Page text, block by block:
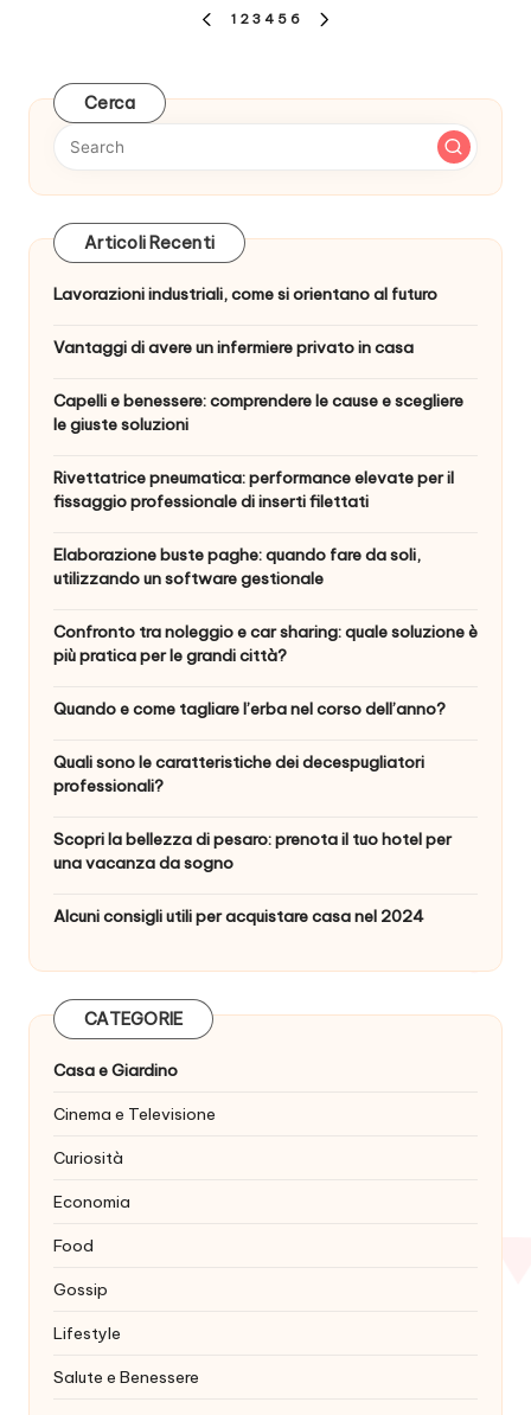
Paginazione
articoli
PREVIOUS
1 2 3 4 5 6
Cerca
Articoli Recenti
Lavorazioni industriali, come si orientano al futuro
Vantaggi di avere un infermiere privato in casa
Capelli e benessere: comprendere le cause e scegliere
le giuste soluzioni
Rivettatrice pneumatica: performance elevate per il
fissaggio professionale di inserti filettati
Elaborazione buste paghe: quando fare da soli,
utilizzando un software gestionale
Confronto tra noleggio e car sharing: quale soluzione è
più pratica per le grandi città?
Quando e come tagliare l’erba nel corso dell’anno?
Quali sono le caratteristiche dei decespugliatori
professionali?
Scopri la bellezza di pesaro: prenota il tuo hotel per
una vacanza da sogno
Alcuni consigli utili per acquistare casa nel 2024
CATEGORIE
Casa e Giardino
Cinema e Televisione
Curiosità
Economia
Food
Gossip
Lifestyle
Salute e Benessere